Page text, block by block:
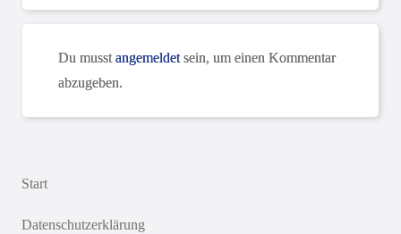
Du musstangemeldetsein, um einen Kommentar
abzugeben.
Start
Datenschutzerklärung